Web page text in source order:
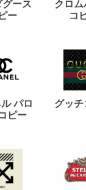
グース
ー
クロム
コ
パロ
ピー
グッ